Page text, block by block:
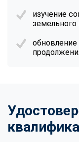
изучение
земельного